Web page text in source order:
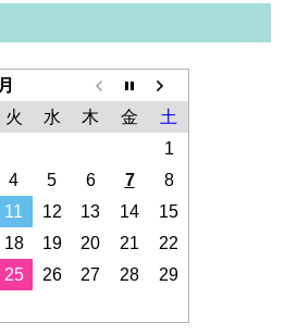
火 水 木 金
土
1
4 5 6 7
8
11 12 13 14
15
18 19 20 21
22
25 26 27 28
29